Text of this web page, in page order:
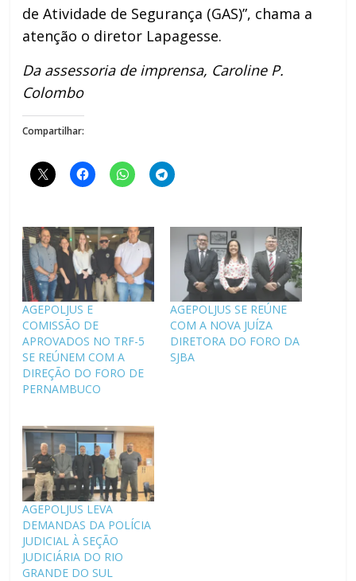
de Atividade de Segurança (GAS)”, chama a
atenção o diretor Lapagesse.
Da assessoria de imprensa, Caroline P.
Colombo
Compartilhar:
AGEPOLJUS E
COMISSÃO DE
APROVADOS NO TRF-5
SE REÚNEM COM A
DIREÇÃO DO FORO DE
PERNAMBUCO
AGEPOLJUS SE REÚNE
COM A NOVA JUÍZA
DIRETORA DO FORO DA
SJBA
AGEPOLJUS LEVA
DEMANDAS DA POLÍCIA
JUDICIAL À SEÇÃO
JUDICIÁRIA DO RIO
GRANDE DO SUL